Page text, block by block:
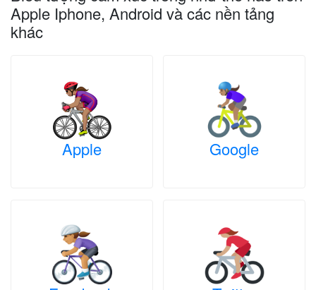
Apple Iphone, Android và các nền tảng
khác
Apple Google